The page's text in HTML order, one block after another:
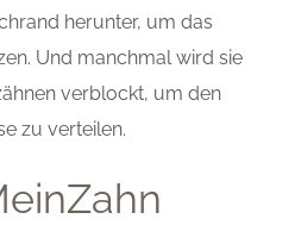
herunter, um das
Und manchmal wird sie
verblockt, um den
zu verteilen.